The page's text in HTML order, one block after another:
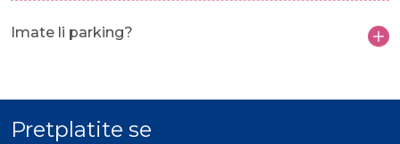
Imate li parking?
Pretplatite se